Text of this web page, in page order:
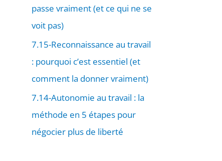
passe vraiment (et ce qui ne se
voit pas)
7.15-Reconnaissance au travail
: pourquoi c’est essentiel (et
comment la donner vraiment)
7.14-Autonomie au travail : la
méthode en 5 étapes pour
négocier plus de liberté